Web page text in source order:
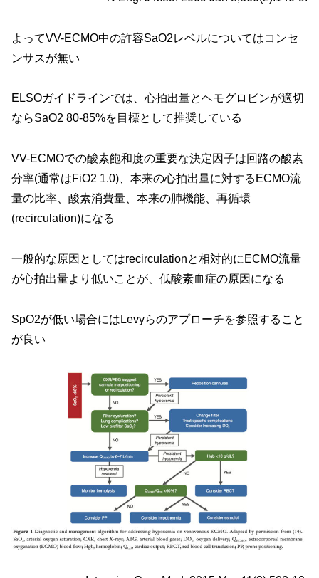
よってVV-ECMO中の許容SaO2レベルについてはコンセ
ンサスが無い
ELSOガイドラインでは、心拍出量とヘモグロビンが適切
ならSaO2 80-85%を目標として推奨している
VV-ECMOでの酸素飽和度の重要な決定因子は回路の酸素
分率(通常はFiO2 1.0)、本来の心拍出量に対するECMO流
量の比率、酸素消費量、本来の肺機能、再循環
(recirculation)になる
一般的な原因としてはrecirculationと相対的にECMO流量
が心拍出量より低いことが、低酸素血症の原因になる
SpO2が低い場合にはLevyらのアプローチを参照すること
が良い